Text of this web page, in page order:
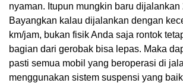
nyaman. Itupun mungkin baru dijalankan
Bayangkan kalau dijalankan dengan
km/jam, bukan fisik Anda saja rontok
bagian dari gerobak bisa lepas. Maka
pasti semua mobil yang beroperasi di
menggunakan sistem suspensi yang